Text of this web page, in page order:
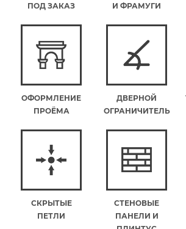
ПОД ЗАКАЗ
И ФРАМУГИ
ОФОРМЛЕНИЕ
ПРОЁМА
ДВЕРНОЙ
ОГРАНИЧИТЕЛЬ
СКРЫТЫЕ
ПЕТЛИ
СТЕНОВЫЕ
ПАНЕЛИ И